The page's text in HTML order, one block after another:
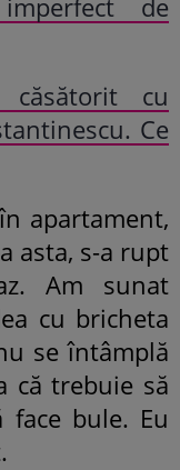
de
cu
Ce
apartament,
asta, s-a rupt
Am sunat
cu bricheta
se întâmplă
că trebuie să
face bule. Eu